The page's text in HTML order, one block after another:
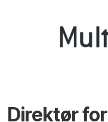
Direktør for